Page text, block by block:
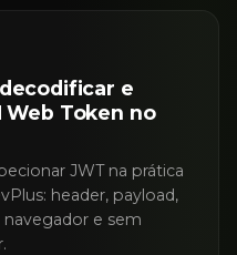
e
Web Token no
JWT na prática
header, payload,
e sem